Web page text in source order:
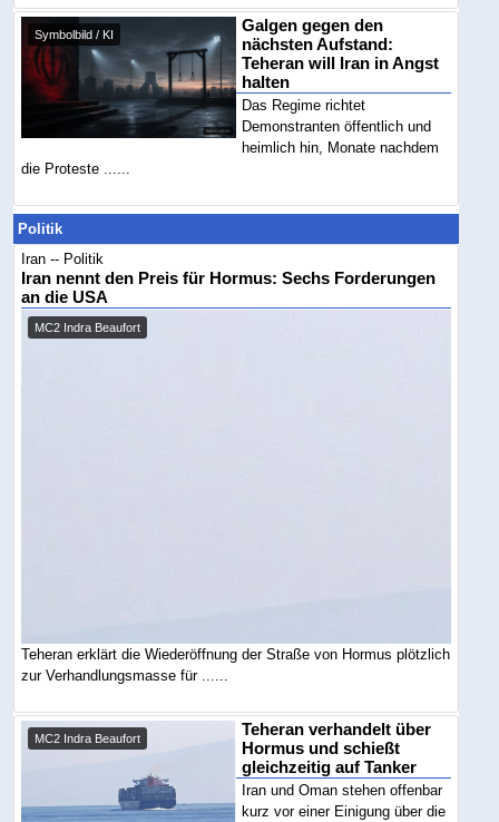
Symbolbild / KI
Galgen gegen den
nächsten Aufstand:
Teheran will Iran in Angst
halten
Das Regime richtet
Demonstranten öffentlich und
heimlich hin, Monate nachdem
die Proteste ......
Politik
Iran -- Politik
Iran nennt den Preis für Hormus: Sechs Forderungen
an die USA
MC2 Indra Beaufort
Teheran erklärt die Wiederöffnung der Straße von Hormus plötzlich
zur Verhandlungsmasse für ......
MC2 Indra Beaufort
Teheran verhandelt über
Hormus und schießt
gleichzeitig auf Tanker
Iran und Oman stehen offenbar
kurz vor einer Einigung über die